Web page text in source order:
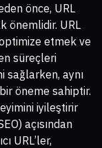
önce, URL
önemlidir. URL
etmek ve
süreçleri
sağlarken, aynı
öneme sahiptir.
iyileştirir
açısından
URL’ler,